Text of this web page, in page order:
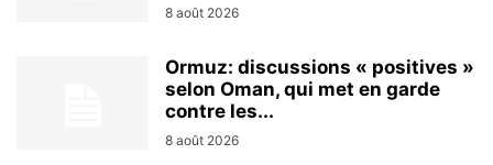
8 août 2026
Ormuz: discussions « positives »
selon Oman, qui met en garde
contre les...
8 août 2026